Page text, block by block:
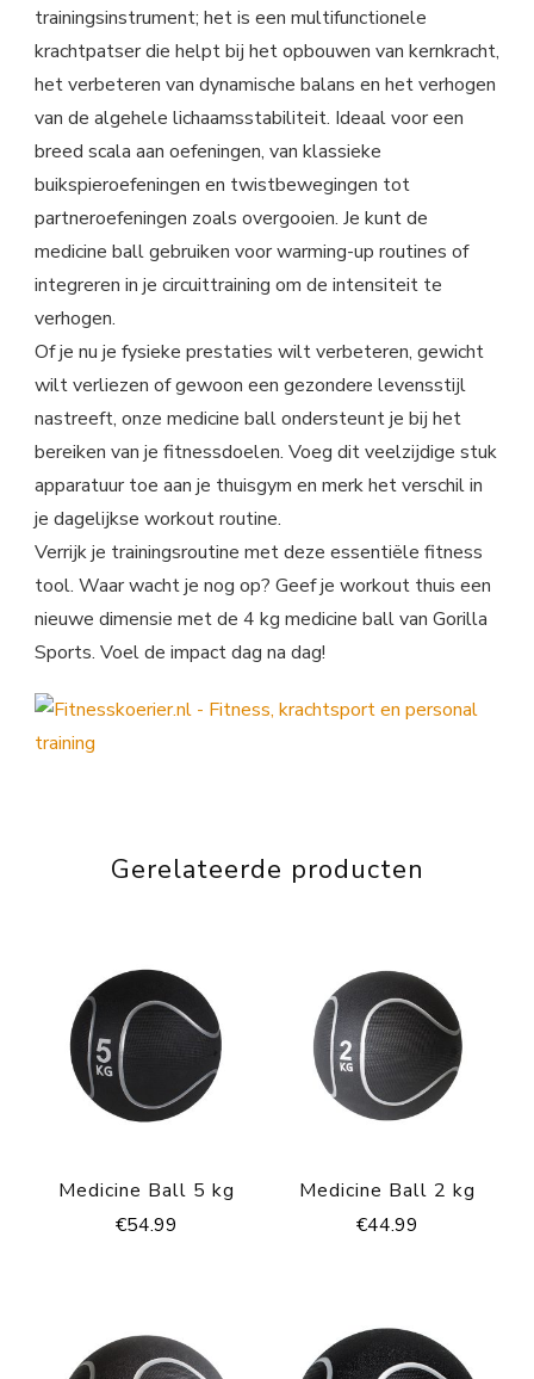
trainingsinstrument; het is een multifunctionele
krachtpatser die helpt bij het opbouwen van kernkracht,
het verbeteren van dynamische balans en het verhogen
van de algehele lichaamsstabiliteit. Ideaal voor een
breed scala aan oefeningen, van klassieke
buikspieroefeningen en twistbewegingen tot
partneroefeningen zoals overgooien. Je kunt de
medicine ball gebruiken voor warming-up routines of
integreren in je circuittraining om de intensiteit te
verhogen.
Of je nu je fysieke prestaties wilt verbeteren, gewicht
wilt verliezen of gewoon een gezondere levensstijl
nastreeft, onze medicine ball ondersteunt je bij het
bereiken van je fitnessdoelen. Voeg dit veelzijdige stuk
apparatuur toe aan je thuisgym en merk het verschil in
je dagelijkse workout routine.
Verrijk je trainingsroutine met deze essentiële fitness
tool. Waar wacht je nog op? Geef je workout thuis een
nieuwe dimensie met de 4 kg medicine ball van Gorilla
Sports. Voel de impact dag na dag!
Gerelateerde producten
Medicine Ball 5 kg
€54.99
Medicine Ball 2 kg
€44.99